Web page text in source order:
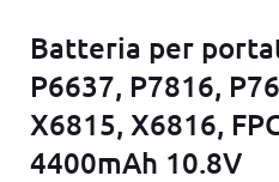
Batteria per
P6637, P7816,
X6815, X6816,
4400mAh 10.8V